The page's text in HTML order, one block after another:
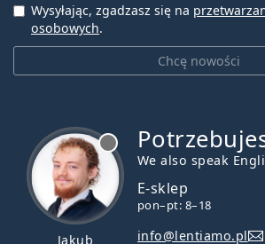
Chcę nowości
Wysyłając, zgadzasz się na
osobowych.
Jakub
We also speak
E-sklep
pon–pt: 8–18
info@lentiamo.pl